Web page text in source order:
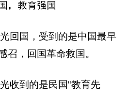
，教育强国
回国，受到的是中国最早
召，回国革命救国。
收到的是民国“教育先